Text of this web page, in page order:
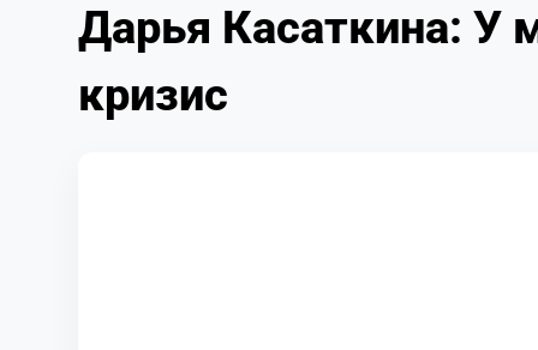
Дарья Касаткина: У
кризис